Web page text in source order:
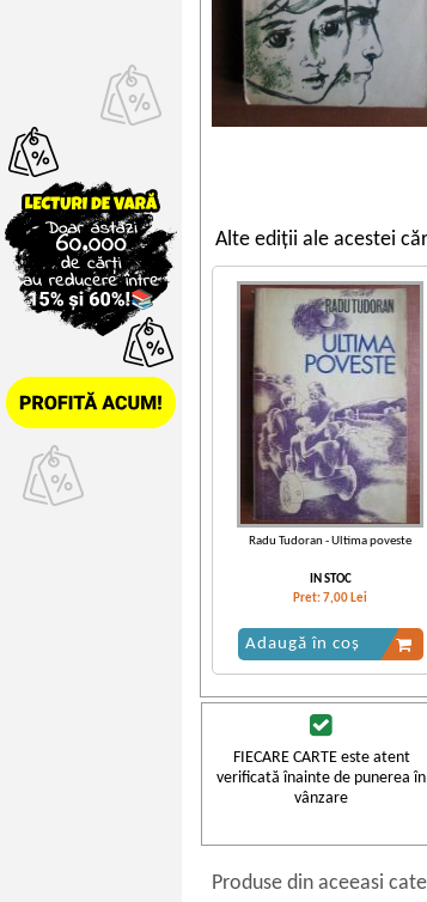
Alte ediții ale acestei
Radu Tudoran - Ultima poveste
IN STOC
Pret: 7,00 Lei
Adaugă în coș
FIECARE CARTE este atent
verificată înainte de punerea în
vânzare
Produse din aceeasi